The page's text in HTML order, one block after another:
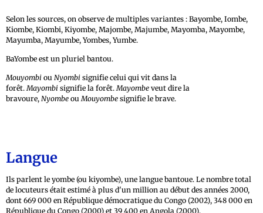
Selon les sources, on observe de multiples variantes : Bayombe, Iombe,
Kiombe, Kiombi, Kiyombe, Majombe, Majumbe, Mayomba, Mayombe,
Mayumba, Mayumbe, Yombes, Yumbe.
BaYombe est un pluriel bantou.
Mouyombi ou Nyombi signifie celui qui vit dans la
forêt.Mayombi signifie la forêt.Mayombe veut dire la
bravoure, Nyombe ouMouyombe signifie le brave.
Langue
Ils parlent le yombe (ou kiyombe), une langue bantoue. Le nombre total
de locuteurs était estimé à plus d'un million au début des années 2000,
dont 669 000 en République démocratique du Congo (2002), 348 000 en
République du Congo (2000) et 39 400 en Angola (2000).